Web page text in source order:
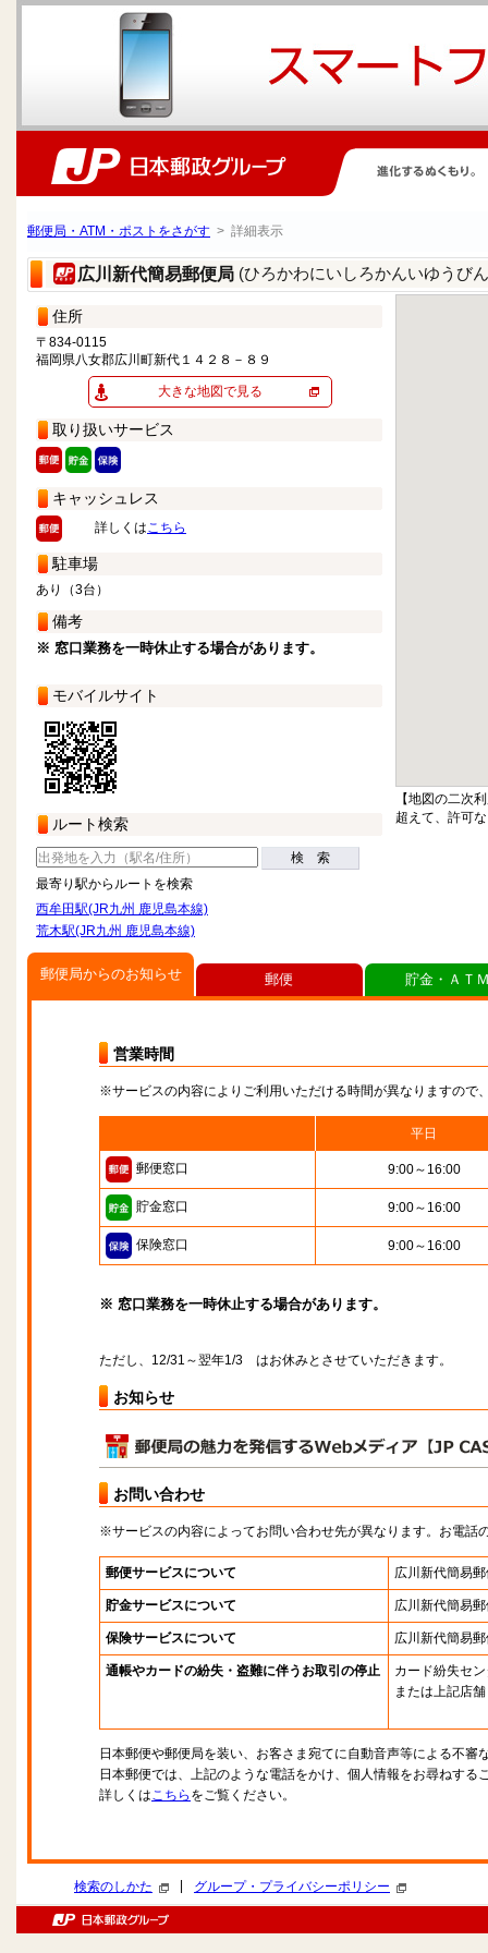
郵便局・ATM・ポストをさがす > 詳細表示
広川新代簡易郵便局 (ひろかわにいしろかんいゆうび
住所
〒834-0115
福岡県八女郡広川町新代１４２８－８９
大きな地図で見る
取り扱いサービス
キャッシュレス
詳しくはこちら
駐車場
あり（3台）
備考
※ 窓口業務を一時休止する場合があります。
モバイルサイト
ルート検索
検 索
最寄り駅からルートを検索
西牟田駅(JR九州 鹿児島本線)
荒木駅(JR九州 鹿児島本線)
【地図の二次
超えて、許可
郵便局からのお知らせ
営業時間
※サービスの内容によりご利用いただける時間が異なりますので
平日
郵便窓口 9:00～16:00
貯金窓口 9:00～16:00
保険窓口 9:00～16:00
※ 窓口業務を一時休止する場合があります。
ただし、12/31～翌年1/3 はお休みとさせていただきます。
お知らせ
お問い合わせ
※サービスの内容によってお問い合わせ先が異なります。お電話
郵便サービスについて 広川新代簡易
貯金サービスについて 広川新代簡易
保険サービスについて 広川新代簡易
通帳やカードの紛失・盗難に伴うお取引の停止
カード紛失セ
または上記店舗
日本郵便や郵便局を装い、お客さま宛てに自動音声等による不審
日本郵便では、上記のような電話をかけ、個人情報をお尋ねする
詳しくはこちら をご覧ください。
郵便 貯金・ＡＴ
検索のしかた グループ・プライバシーポリシー